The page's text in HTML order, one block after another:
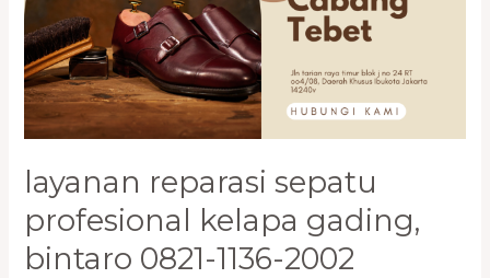
layanan reparasi sepatu
profesional kelapa gading,
bintaro 0821-1136-2002
Gading,
Bintaro
0821-
1136-
2002